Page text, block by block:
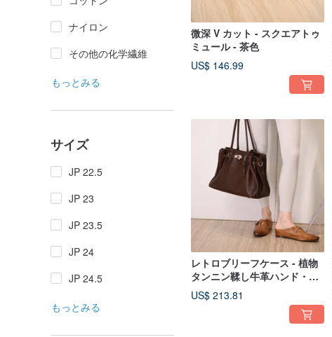
ナイロン
その他の化学繊維
もっとみる
サイズ
JP 22.5
JP 23
JP 23.5
JP 24
JP 24.5
もっとみる
微深 V カット - スクエアトゥ
ミュール - 茶色
US$ 146.99
レトロブリーフケース - 植物
タンニン鞣し牛革ハンド・シ
ョルダーバッグ - 茶色
US$ 213.81